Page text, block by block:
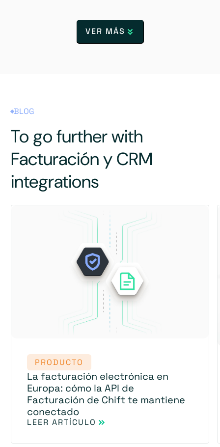
VER MÁS
BLOG
To go further with
Facturación y CRM
integrations
PRODUCTO
La facturación electrónica en
Europa: cómo la API de
Facturación de Chift te mantiene
conectado
LEER ARTÍCULO